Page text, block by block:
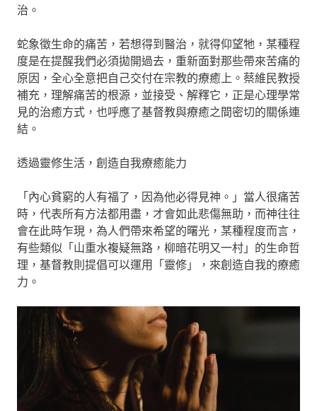
治。
蛇象徵生命的痛苦，若想得到醫治，就得仰望牠，某種程
度是在提醒我們必須拋開過去，重新面對那些帶來苦痛的
原因，全心全意把自己交付在宗教的療癒上。蔡維民教授
補充，理解痛苦的根源，並接受、解釋它，正是心理學常
見的治癒方式，也呼應了基督教與療癒之間密切的關係連
結。
透過靈修生活，創造自我療癒能力
「內心貧窮的人有福了，因為他必得見神。」當人很痛苦
時，代表所有方法都用盡，才會如此悲傷無助，而神往往
會在此時乍現，為人們帶來希望的曙光，某種程度而言，
有些類似「山重水複疑無路，柳暗花明又一村」的生命哲
理，基督教則提倡可以運用「靈修」，來創造自我的療癒
力。